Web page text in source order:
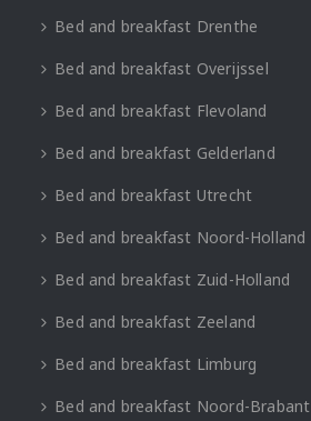
Bed and breakfast Drenthe
Bed and breakfast Overijssel
Bed and breakfast Flevoland
Bed and breakfast Gelderland
Bed and breakfast Utrecht
Bed and breakfast Noord-Holland
Bed and breakfast Zuid-Holland
Bed and breakfast Zeeland
Bed and breakfast Limburg
Bed and breakfast Noord-Brabant